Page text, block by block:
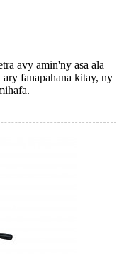
avy amin'ny asa ala
fanapahana kitay, ny